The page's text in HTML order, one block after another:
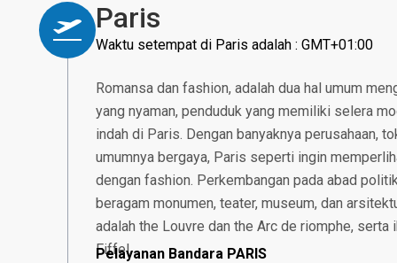
Paris
Waktu setempat di Paris adalah : GMT+01:00
Romansa dan fashion, adalah dua hal umum
yang nyaman, penduduk yang memiliki selera
indah di Paris. Dengan banyaknya perusahaan,
umumnya bergaya, Paris seperti ingin
dengan fashion. Perkembangan pada abad
beragam monumen, teater, museum, dan
adalah the Louvre dan the Arc de riomphe, serta
Eiffel.
Pelayanan Bandara PARIS